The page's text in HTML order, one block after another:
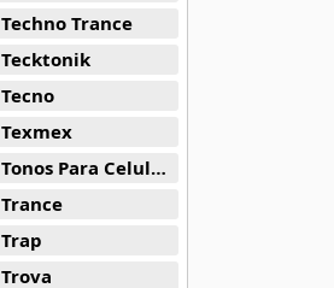
Techno Trance
Tecktonik
Tecno
Texmex
Tonos Para Celulares
Trance
Trap
Trova